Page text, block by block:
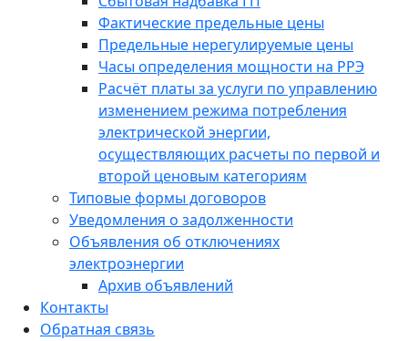
Фактические предельные цены
Предельные нерегулируемые цены
Часы определения мощности на РРЭ
Расчёт платы за услуги по управлению
изменением режима потребления
электрической энергии,
осуществляющих расчеты по первой и
второй ценовым категориям
Типовые формы договоров
Уведомления о задолженности
Объявления об отключениях
электроэнергии
Архив объявлений
Контакты
Обратная связь